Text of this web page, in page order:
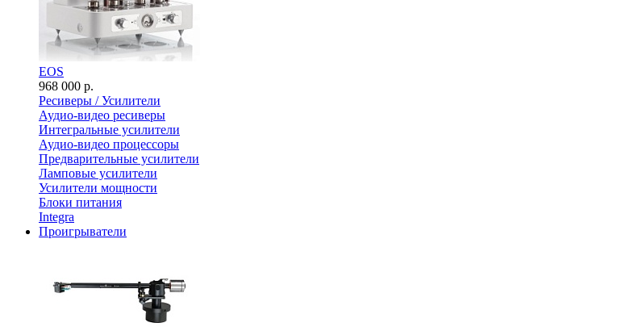
EOS
968 000 р.
Ресиверы / Усилители
Аудио-видео ресиверы
Интегральные усилители
Аудио-видео процессоры
Предварительные усилители
Ламповые усилители
Усилители мощности
Блоки питания
Integra
Проигрыватели